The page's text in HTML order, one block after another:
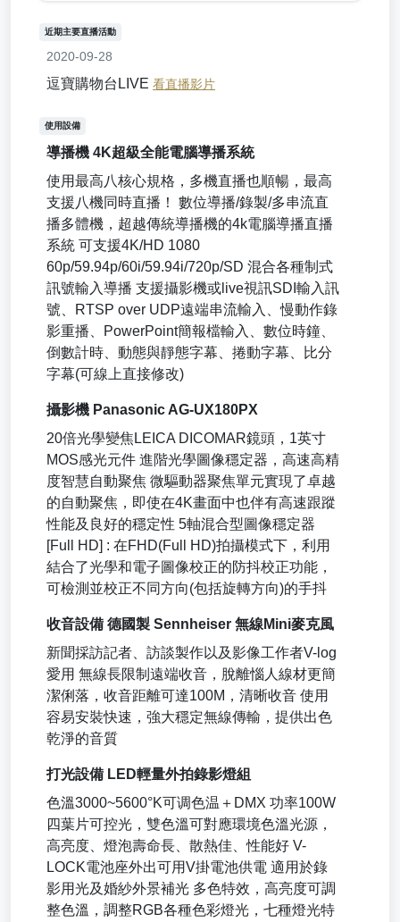
近期主要直播活動
2020-09-28
逗寶購物台LIVE 看直播影片
使用設備
導播機 4K超級全能電腦導播系統
使用最高八核心規格，多機直播也順暢，最高
支援八機同時直播！ 數位導播/錄製/多串流直
播多體機，超越傳統導播機的4k電腦導播直播
系統 可支援4K/HD 1080
60p/59.94p/60i/59.94i/720p/SD 混合各種制式
訊號輸入導播 支援攝影機或live視訊SDI輸入訊
號、RTSP over UDP遠端串流輸入、慢動作錄
影重播、PowerPoint簡報檔輸入、數位時鐘、
倒數計時、動態與靜態字幕、捲動字幕、比分
字幕(可線上直接修改)
攝影機 Panasonic AG-UX180PX
20倍光學變焦LEICA DICOMAR鏡頭，1英寸
MOS感光元件 進階光學圖像穩定器，高速高精
度智慧自動聚焦 微驅動器聚焦單元實現了卓越
的自動聚焦，即使在4K畫面中也伴有高速跟蹤
性能及良好的穩定性 5軸混合型圖像穩定器
[Full HD] : 在FHD(Full HD)拍攝模式下，利用
結合了光學和電子圖像校正的防抖校正功能，
可檢測並校正不同方向(包括旋轉方向)的手抖
收音設備 德國製 Sennheiser 無線Mini麥克風
新聞採訪記者、訪談製作以及影像工作者V-log
愛用 無線長限制遠端收音，脫離惱人線材更簡
潔俐落，收音距離可達100M，清晰收音 使用
容易安裝快速，強大穩定無線傳輸，提供出色
乾淨的音質
打光設備 LED輕量外拍錄影燈組
色溫3000~5600°K可调色温＋DMX 功率100W
四葉片可控光，雙色溫可對應環境色溫光源，
高亮度、燈泡壽命長、散熱佳、性能好 V-
LOCK電池座外出可用V掛電池供電 適用於錄
影用光及婚紗外景補光 多色特效，高亮度可調
整色溫，調整RGB各種色彩燈光，七種燈光特